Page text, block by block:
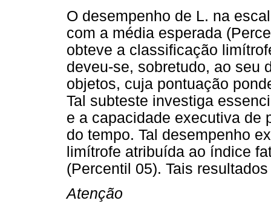
O desempenho de L. na
com a média esperada
obteve a classificação
deveu-se, sobretudo, ao seu
objetos, cuja pontuação
Tal subteste investiga
e a capacidade executiva de
do tempo. Tal desempenho
limítrofe atribuída ao índice
(Percentil 05). Tais
Atenção